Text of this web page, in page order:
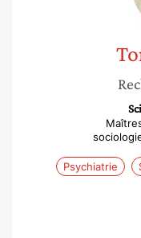
Psychiatrie